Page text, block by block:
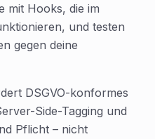
mit Hooks, die im
und testen
gegen deine
DSGVO-konformes
Side-Tagging und
Pflicht – nicht